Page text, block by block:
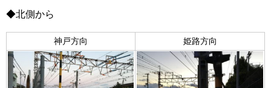
◆北側から
神戸方向 姫路方向